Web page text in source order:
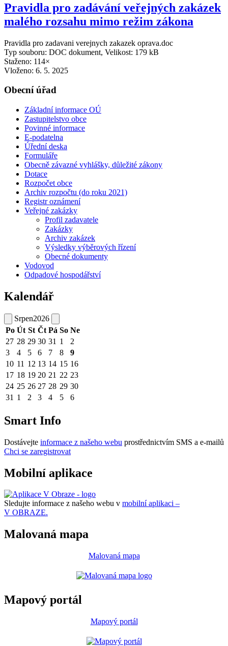
Pravidla pro zadávání veřejných zakázek
malého rozsahu mimo režim zákona
Pravidla pro zadavani verejnych zakazek oprava.doc
Typ souboru: DOC dokument, Velikost: 179 kB
Staženo: 114×
Vloženo: 6. 5. 2025
Obecní úřad
Základní informace OÚ
Zastupitelstvo obce
Povinné informace
E-podatelna
Úřední deska
Formuláře
Obecně závazné vyhlášky, důležité zákony
Dotace
Rozpočet obce
Archiv rozpočtu (do roku 2021)
Registr oznámení
Veřejné zakázky
Profil zadavatele
Zakázky
Archiv zakázek
Výsledky výběrových řízení
Obecné dokumenty
Vodovod
Odpadové hospodářství
Kalendář
Srpen2026
Po Út St Čt Pá So Ne
27 28 29 30 31 1
2
3
4 5 6 7 8
9
10 11 12 13 14 15 16
17 18 19 20 21 22 23
24 25 26 27 28 29 30
31 1 2 3 4 5 6
Smart Info
Dostávejte informace z našeho webu prostřednictvím SMS a e-mailů
Chci se zaregistrovat
Mobilní aplikace
Sledujte informace z našeho webu v mobilní aplikaci –
V OBRAZE.
Malovaná mapa
Malovaná mapa
Mapový portál
Mapový portál